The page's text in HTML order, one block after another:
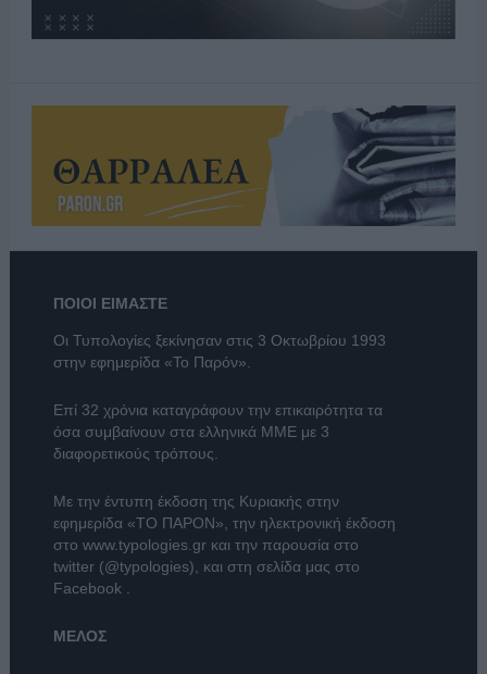
ΠΟΙΟΙ ΕΙΜΑΣΤΕ
Οι Τυπολογίες ξεκίνησαν στις 3 Οκτωβρίου 1993
στην εφημερίδα «Το Παρόν».
Επί 32 χρόνια καταγράφουν την επικαιρότητα τα
όσα συμβαίνουν στα ελληνικά ΜΜΕ με 3
διαφορετικούς τρόπους.
Με την έντυπη έκδοση της Κυριακής στην
εφημερίδα «ΤΟ ΠΑΡΟΝ» , την ηλεκτρονική έκδοση
στο www.typologies.grκαι την παρουσία στο
twitter (@typologies) , και στη σελίδα μας στο
Facebook
ΜΕΛΟΣ